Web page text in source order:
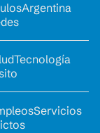
Argentina
Tecnología
Servicios